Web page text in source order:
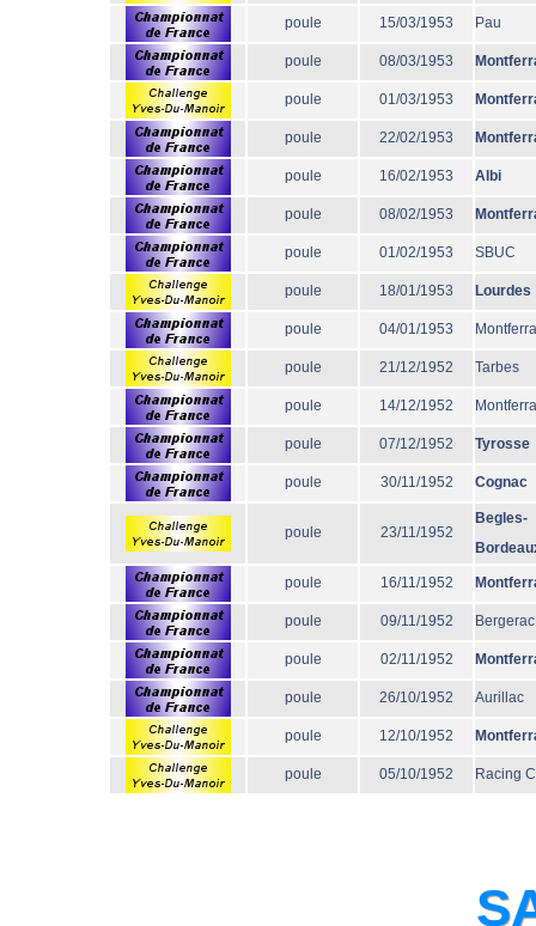
poule 15/03/1953 Pau
poule 08/03/1953
poule 01/03/1953
poule 22/02/1953
poule 16/02/1953 Albi
poule 08/02/1953
poule 01/02/1953 SBUC
poule 18/01/1953 Lourdes
poule 04/01/1953
poule 21/12/1952 Tarbes
poule 14/12/1952
poule 07/12/1952 Tyrosse
poule 30/11/1952 Cognac
poule 23/11/1952
Begles-
poule 16/11/1952
poule 09/11/1952 Bergerac
poule 02/11/1952
poule 26/10/1952 Aurillac
poule 12/10/1952
poule 05/10/1952 Racing